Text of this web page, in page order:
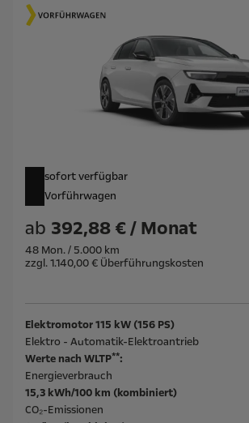
sofort verfügbar
Vorführwagen
ab 392,88 € / Monat
48 Mon. / 5.000 km
zzgl. 1.140,00 € Überführungskosten
Elektromotor 115 kW (156 PS)
Elektro - Automatik-Elektroantrieb
Werte nach WLTP**:
Energieverbrauch
15,3 kWh/100 km (kombiniert)
CO₂-Emissionen